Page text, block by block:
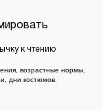
к чтению
возрастные нормы,
дни костюмов.